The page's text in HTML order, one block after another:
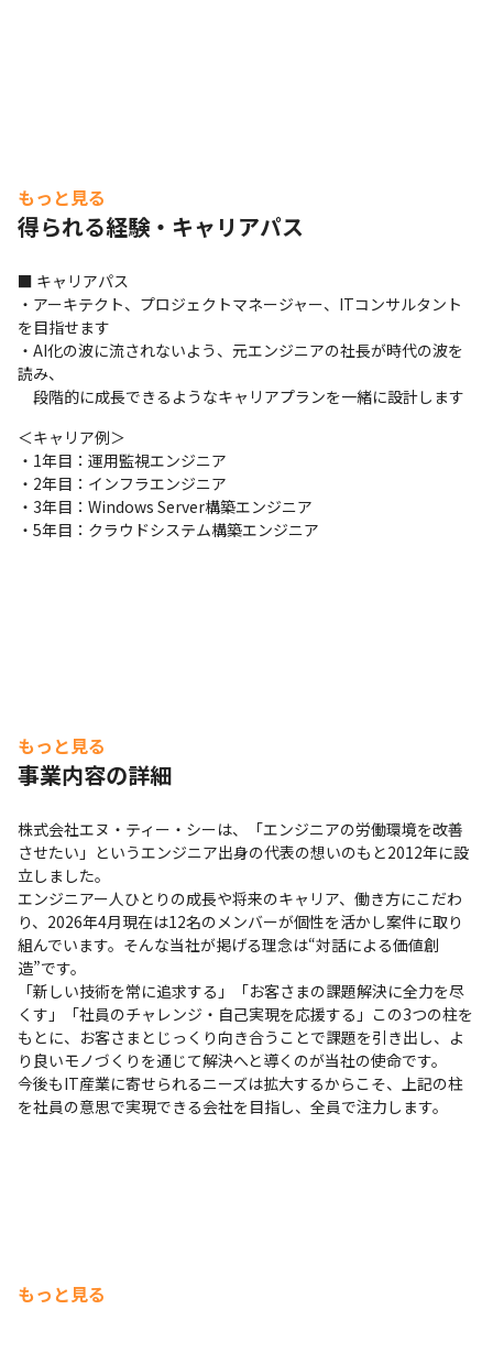
もっと見る
得られる経験・キャリアパス
■ キャリアパス
・アーキテクト、プロジェクトマネージャー、ITコンサルタント
を目指せます
・AI化の波に流されないよう、元エンジニアの社長が時代の波を
読み、
段階的に成長できるようなキャリアプランを一緒に設計します
＜キャリア例＞
・1年目：運用監視エンジニア
・2年目：インフラエンジニア
・3年目：Windows Server構築エンジニア
・5年目：クラウドシステム構築エンジニア
もっと見る
事業内容の詳細
株式会社エヌ・ティー・シーは、「エンジニアの労働環境を改善
させたい」というエンジニア出身の代表の想いのもと2012年に設
立しました。
エンジニアー人ひとりの成長や将来のキャリア、働き方にこだわ
り、2026年4月現在は12名のメンバーが個性を活かし案件に取り
組んでいます。そんな当社が掲げる理念は“対話による価値創
造”です。
「新しい技術を常に追求する」「お客さまの課題解決に全力を尽
くす」「社員のチャレンジ・自己実現を応援する」この3つの柱を
もとに、お客さまとじっくり向き合うことで課題を引き出し、よ
り良いモノづくりを通じて解決へと導くのが当社の使命です。
今後もIT産業に寄せられるニーズは拡大するからこそ、上記の柱
を社員の意思で実現できる会社を目指し、全員で注力します。
もっと見る